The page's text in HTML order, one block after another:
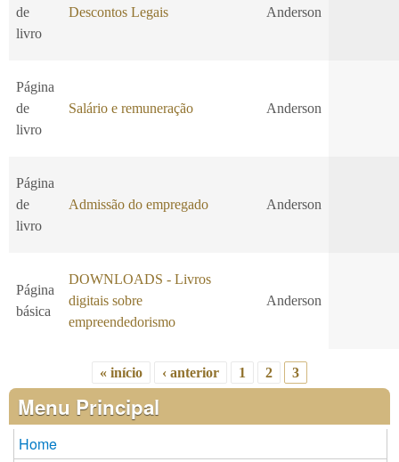
de
livro
Descontos Legais Anderson
Página
de
livro
Salário e remuneração Anderson
Página
de
livro
Admissão do empregado Anderson
Página
básica
DOWNLOADS - Livros
digitais sobre
empreendedorismo
Anderson
Páginas
« início ‹ anterior 1 2 3
Menu Principal
Home